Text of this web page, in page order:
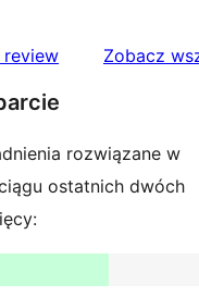
review Zobacz
rozwiązane w
ostatnich dwóch